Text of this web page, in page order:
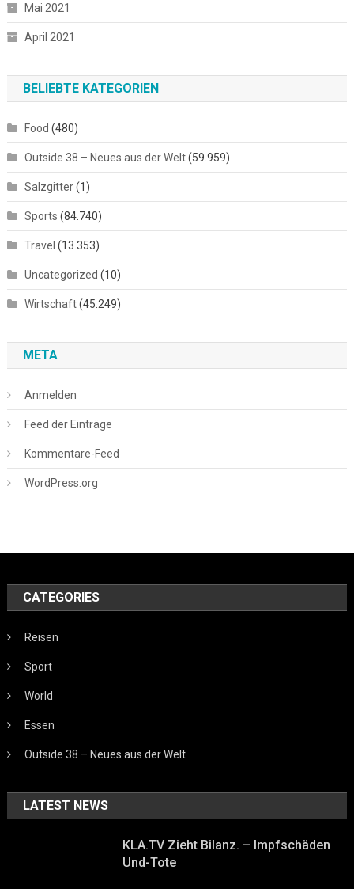
Mai 2021
April 2021
BELIEBTE KATEGORIEN
Food (480)
Outside 38 – Neues aus der Welt(59.959)
Salzgitter(1)
Sports (84.740)
Travel (13.353)
Uncategorized (10)
Wirtschaft(45.249)
META
Anmelden
Feed der Einträge
Kommentare-Feed
WordPress.org
CATEGORIES
Reisen
Sport
World
Essen
Outside 38 – Neues aus der Welt
LATEST NEWS
KLA.TV Zieht Bilanz. – Impfschäden
Und-Tote